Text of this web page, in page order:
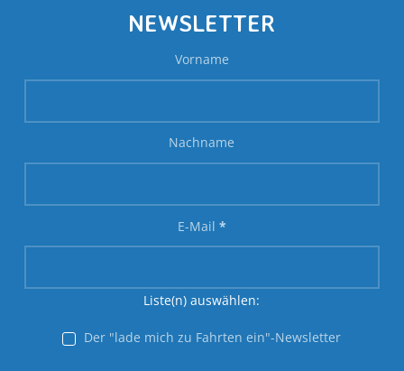
NEWSLETTER
Vorname
Nachname
E-Mail *
Liste(n) auswählen:
Der "lade mich zu Fahrten ein"-Newsletter